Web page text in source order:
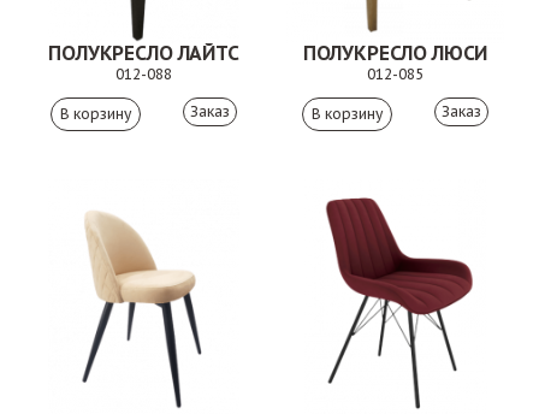
ПОЛУКРЕСЛО ЛАЙТС
012-088
Заказ
ПОЛУКРЕСЛО ЛЮСИ
012-085
Заказ